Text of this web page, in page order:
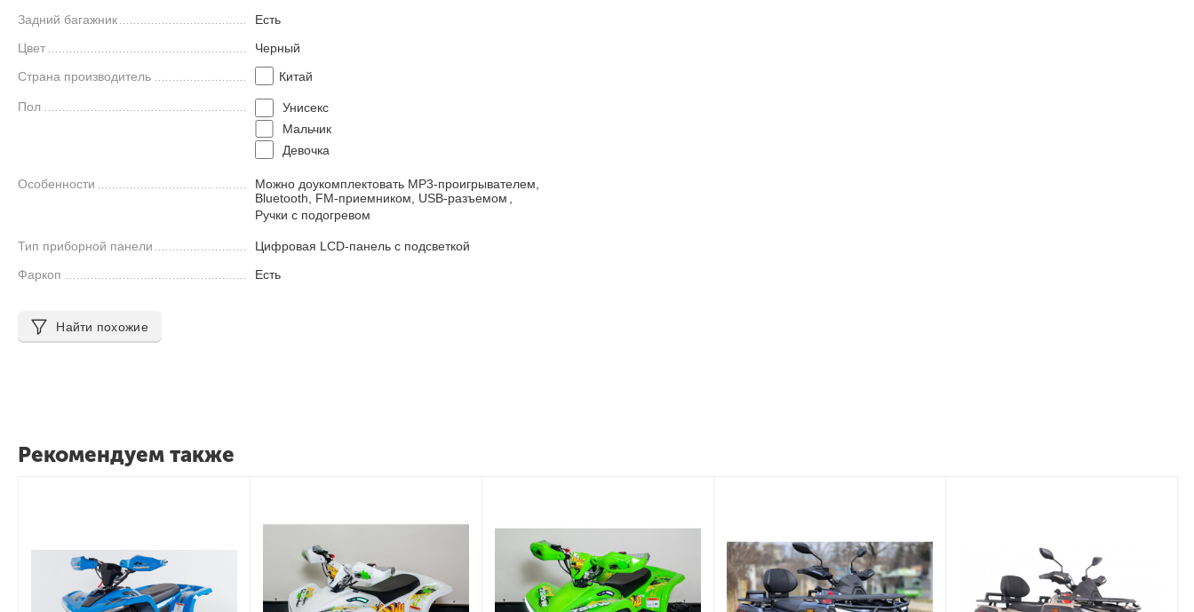
Задний багажник
Есть
Цвет
Черный
Страна производитель
Китай
Пол
Унисекс
Мальчик
Девочка
Особенности
Можно доукомплектовать MP3-проигрывателем,
Bluetooth, FM-приемником, USB-разъемом
Ручки с подогревом
Тип приборной панели
Цифровая LCD-панель с подсветкой
Фаркоп
Есть
Найти похожие
Рекомендуем также